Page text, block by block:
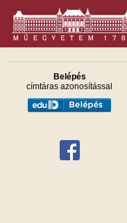
Belépés
címtáras azonosítással